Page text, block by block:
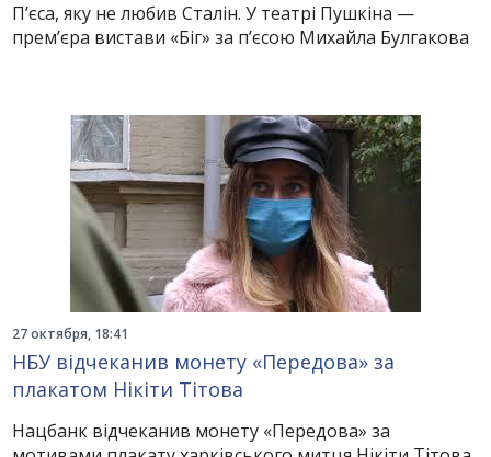
П’єса, яку не любив Сталін. У театрі Пушкіна —
прем’єра вистави «Біг» за п’єсою Михайла Булгакова
27 октября, 18:41
НБУ відчеканив монету «Передова» за
плакатом Нікіти Тітова
Нацбанк відчеканив монету «Передова» за